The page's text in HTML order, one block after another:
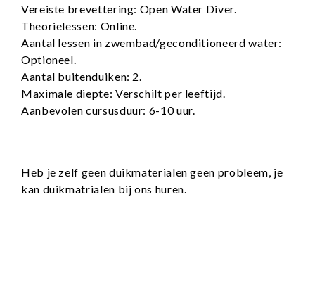
Vereiste brevettering: Open Water Diver.
Theorielessen: Online.
Aantal lessen in zwembad/geconditioneerd water:
Optioneel.
Aantal buitenduiken: 2.
Maximale diepte: Verschilt per leeftijd.
Aanbevolen cursusduur: 6-10 uur.
Heb je zelf geen duikmaterialen geen probleem, je
kan duikmatrialen bij ons huren.